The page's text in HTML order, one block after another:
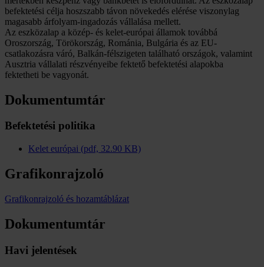
befektetési célja hoszszabb távon növekedés elérése viszonylag
magasabb árfolyam-ingadozás vállalása mellett.
Az eszközalap a közép- és kelet-európai államok továbbá
Oroszország, Törökország, Románia, Bulgária és az EU-
csatlakozásra váró, Balkán-félszigeten található országok, valamint
Ausztria vállalati részvényeibe fektető befektetési alapokba
fektetheti be vagyonát.
Dokumentumtár
Befektetési politika
Kelet európai (pdf, 32.90 KB)
Grafikonrajzoló
Grafikonrajzoló és hozamtáblázat
Dokumentumtár
Havi jelentések